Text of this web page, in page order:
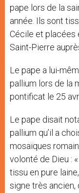
pape lors de la
année. Ils sont
Cécile et placées
Saint-Pierre
Le pape a lui-
pallium lors de la
pontificat le 25
Le pape disait
pallium qu’il a
mosaïques
volonté de Dieu :
tissu en pure
signe très